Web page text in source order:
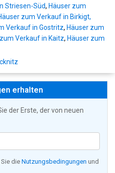
Striesen-Süd, Häuser zum
zum Verkauf in Birkigt,
Verkauf in Gostritz, Häuser zum
Verkauf in Kaitz, Häuser zum
erhalten
der Erste, der von neuen
die Nutzungsbedingungen und